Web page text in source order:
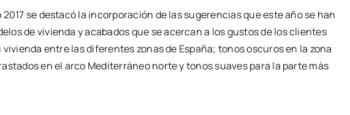
se des­ta­có la incor­po­ra­ción de las suge­ren­cias que este año se han
de vivien­da y aca­ba­dos que se acer­can a los gus­tos de los clien­tes
entre las dife­ren­tes zonas de Espa­ña; tonos oscu­ros en la zona
en el arco Medi­te­rrá­neo nor­te y tonos sua­ves para la par­te más